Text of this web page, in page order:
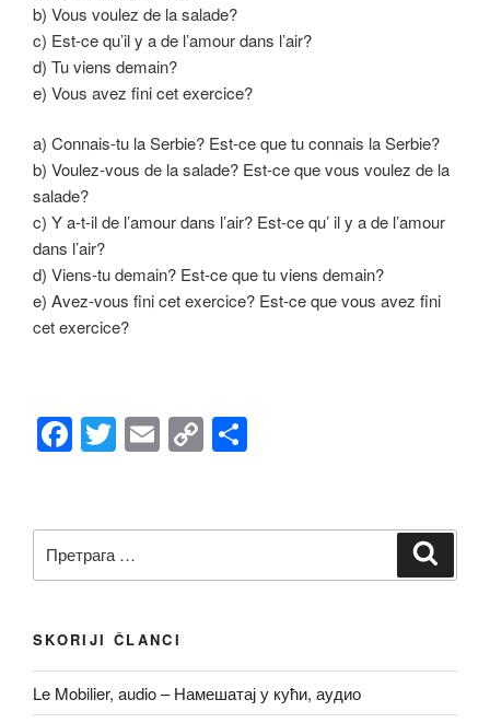
b) Vous voulez de la salade?
c) Est-ce qu’il y a de l’amour dans l’air?
d) Tu viens demain?
e) Vous avez fini cet exercice?
a) Connais-tu la Serbie? Est-ce que tu connais la Serbie?
b) Voulez-vous de la salade? Est-ce que vous voulez de la
salade?
c) Y a-t-il de l’amour dans l’air? Est-ce qu’ il y a de l’amour
dans l’air?
d) Viens-tu demain? Est-ce que tu viens demain?
e) Avez-vous fini cet exercice? Est-ce que vous avez fini
cet exercice?
F
a
e
b
o
k
T
wi
er
E
m
C
o
y
Li
e
за:
SKORIJI ČLANCI
Le Mobilier, audio – Намешатај у кући, аудио